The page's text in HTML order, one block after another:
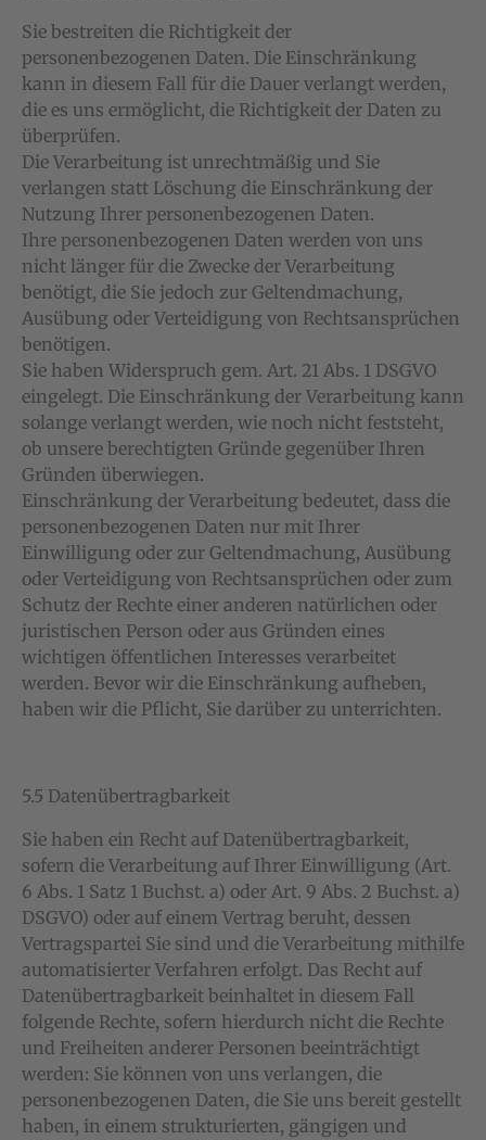
Sie bestreiten die Richtigkeit der
personenbezogenen Daten. Die Einschränkung
kann in diesem Fall für die Dauer verlangt werden,
die es uns ermöglicht, die Richtigkeit der Daten zu
überprüfen.
Die Verarbeitung ist unrechtmäßig und Sie
verlangen statt Löschung die Einschränkung der
Nutzung Ihrer personenbezogenen Daten.
Ihre personenbezogenen Daten werden von uns
nicht länger für die Zwecke der Verarbeitung
benötigt, die Sie jedoch zur Geltendmachung,
Ausübung oder Verteidigung von Rechtsansprüchen
benötigen.
Sie haben Widerspruch gem. Art. 21 Abs. 1 DSGVO
eingelegt. Die Einschränkung der Verarbeitung kann
solange verlangt werden, wie noch nicht feststeht,
ob unsere berechtigten Gründe gegenüber Ihren
Gründen überwiegen.
Einschränkung der Verarbeitung bedeutet, dass die
personenbezogenen Daten nur mit Ihrer
Einwilligung oder zur Geltendmachung, Ausübung
oder Verteidigung von Rechtsan­sprüchen oder zum
Schutz der Rechte einer anderen natürlichen oder
juristischen Person oder aus Gründen eines
wichtigen öffentlichen Interesses verarbeitet
werden. Bevor wir die Einschränkung aufheben,
haben wir die Pflicht, Sie darüber zu unterrichten.
5.5 Datenübertragbarkeit
Sie haben ein Recht auf Datenübertragbarkeit,
sofern die Verarbeitung auf Ihrer Einwilligung (Art.
6 Abs. 1 Satz 1 Buchst. a) oder Art. 9 Abs. 2 Buchst. a)
DSGVO) oder auf einem Vertrag beruht, dessen
Vertragspartei Sie sind und die Verarbeitung mithilfe
automatisierter Verfahren erfolgt. Das Recht auf
Datenübertragbarkeit beinhaltet in diesem Fall
folgende Rechte, sofern hierdurch nicht die Rechte
und Freiheiten anderer Personen beeinträchtigt
werden: Sie können von uns verlangen, die
personenbezogenen Daten, die Sie uns bereit gestellt
haben, in einem strukturierten, gängigen und